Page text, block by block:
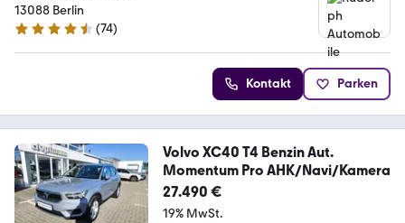
13088 Berlin
4.7 Sterne
(74)
Kontakt Parken
Volvo XC40 T4 Benzin Aut.
Momentum Pro AHK/Navi/Kamera
27.490 €
19% MwSt.